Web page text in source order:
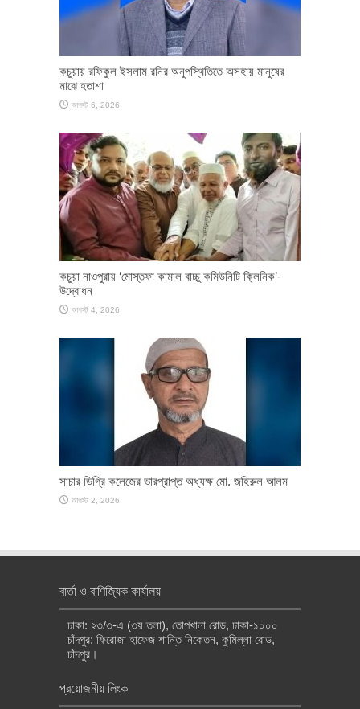
কচুয়ায় রফিকুল ইসলাম রনির অনুপস্থিতিতে অসহায় মানুষের
মাঝে হতাশা
আগস্ট 6, 2026
কচুয়া নাওপুরায় ‘মোস্তফা কামাল বাচ্চু কমিউনিটি ক্লিনিক’-
উদ্বোধন
আগস্ট 4, 2026
সাচার ডিগ্রি কলেজের ভারপ্রাপ্ত অধ্যক্ষ মো. জহিরুল আলম
আগস্ট 2, 2026
বার্তা ও বাণিজ্যিক কার্যালয়
ঢাকা: ২৩/৩-এ (৩য় তলা), তোপখানা রোড, ঢাকা-১০০০
চাঁদপুর: ফিরোজা হাফেজ শান্তি নিকেতন, কুমিল্লা রোড,
চাঁদপুর।
প্রয়োজনীয় লিংক